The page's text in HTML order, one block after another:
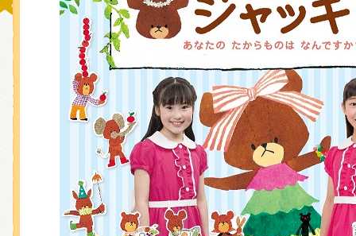
チア ジャッキーズ！
くまのがっこう しょくいんしつ
くまのがっこう 家庭科部